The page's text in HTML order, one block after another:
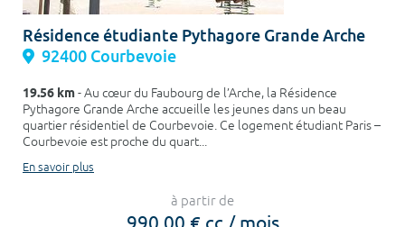
Résidence étudiante Pythagore Grande Arche
92400 Courbevoie
19.56 km- Au cœur du Faubourg de l’Arche, la Résidence
Pythagore Grande Arche accueille les jeunes dans un beau
quartier résidentiel de Courbevoie. Ce logement étudiant Paris –
Courbevoie est proche du quart...
En savoir plus
à partir de
990,00 € cc / mois